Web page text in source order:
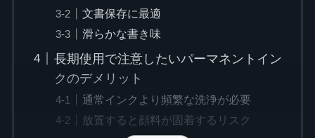
文書保存に最適
滑らかな書き味
長期使用で注意したいパーマネントイン
クのデメリット
通常インクより頻繁な洗浄が必要
放置すると顔料が固着するリスク